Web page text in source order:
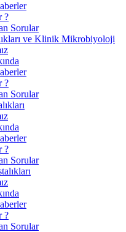
?
Sorular
ve Klinik Mikrobiyoloji
?
Sorular
?
Sorular
?
Sorular